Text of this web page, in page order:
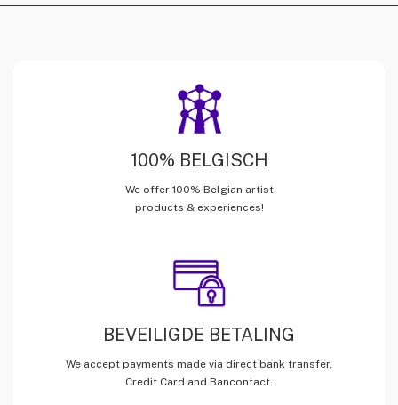
100% BELGISCH
We offer 100% Belgian artist
products & experiences!
BEVEILIGDE BETALING
We accept payments made via direct bank transfer,
Credit Card and Bancontact.